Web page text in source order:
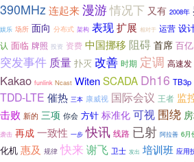
390MHz连起来漫游情况下 又有 2008年
娱乐 场所 面向 分布式 架构 表现扩展 相对于 运营 设
认 面临 牌照 投资 资费 中国挪移 阻碍 首席 百亿
突发事件 质量 扑灭 改善 时期 定调 高速发
Kakao funlink Ncast WitenSCADA Dh16 TB3p
TDD-LTE 催热 三本 康威视 国际会议 王者 监
击败 新的 三项 你会 方针 标准化 可视 围绕
袭击 再成一致性 一步 快讯 线路 已射 阿拉善 6月
化机 惠及 规律 快来 谢飞 卫士 发出 培训班 应用